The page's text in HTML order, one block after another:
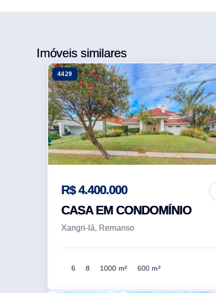
Imóveis similares
4429
R$ 4.400.000
CASA EM CONDOMÍNIO
Xangri-lá, Remanso
6 8 1000 m² 600 m²